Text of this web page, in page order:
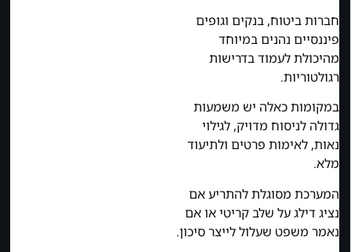
חברות ביטוח, בנקים וגופים
פיננסיים נהנים במיוחד
מהיכולת לעמוד בדרישות
רגולטוריות.
במקומות כאלה יש משמעות
גדולה לניסוח מדויק, לגילוי
נאות, לאימות פרטים ולתיעוד
מלא.
המערכת מסוגלת להתריע אם
נציג דילג על שלב קריטי או אם
נאמר משפט שעלול לייצר סיכון.